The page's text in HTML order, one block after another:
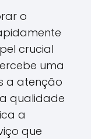
o
crucial
uma
a atenção
qualidade
a
que